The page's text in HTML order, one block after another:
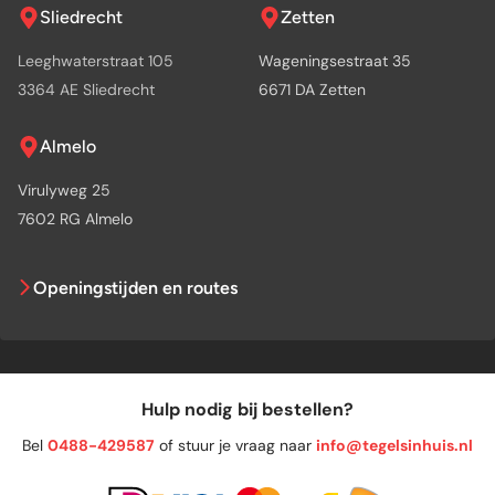
Sliedrecht
Leeghwaterstraat 105
3364 AE Sliedrecht
Zetten
Wageningsestraat 35
6671 DA Zetten
Almelo
Virulyweg 25
7602 RG Almelo
Openingstijden en routes
Hulp nodig bij bestellen?
Bel 0488-429587 of stuur je vraag naar info@tegelsinhuis.nl